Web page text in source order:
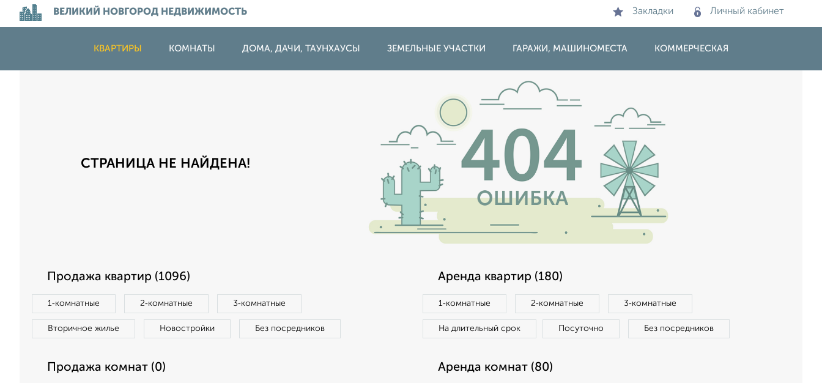
ВЕЛИКИЙ НОВГОРОД НЕДВИЖИМОСТЬ Закладки Личный кабинет
КВАРТИРЫ КОМНАТЫ ДОМА, ДАЧИ, ТАУНХАУСЫ ЗЕМЕЛЬНЫЕ УЧАСТКИ ГАРАЖИ, МАШИНОМЕСТА КОММЕРЧЕСКАЯ
СТРАНИЦА НЕ НАЙДЕНА!
Продажа квартир (1096)
1‑комнатные 2‑комнатные 3‑комнатные
Вторичное жилье Новостройки Без посредников
Аренда квартир (180)
1‑комнатные 2‑комнатные 3‑комнатные
На длительный срок Посуточно Без посредников
Продажа комнат (0) Аренда комнат (80)